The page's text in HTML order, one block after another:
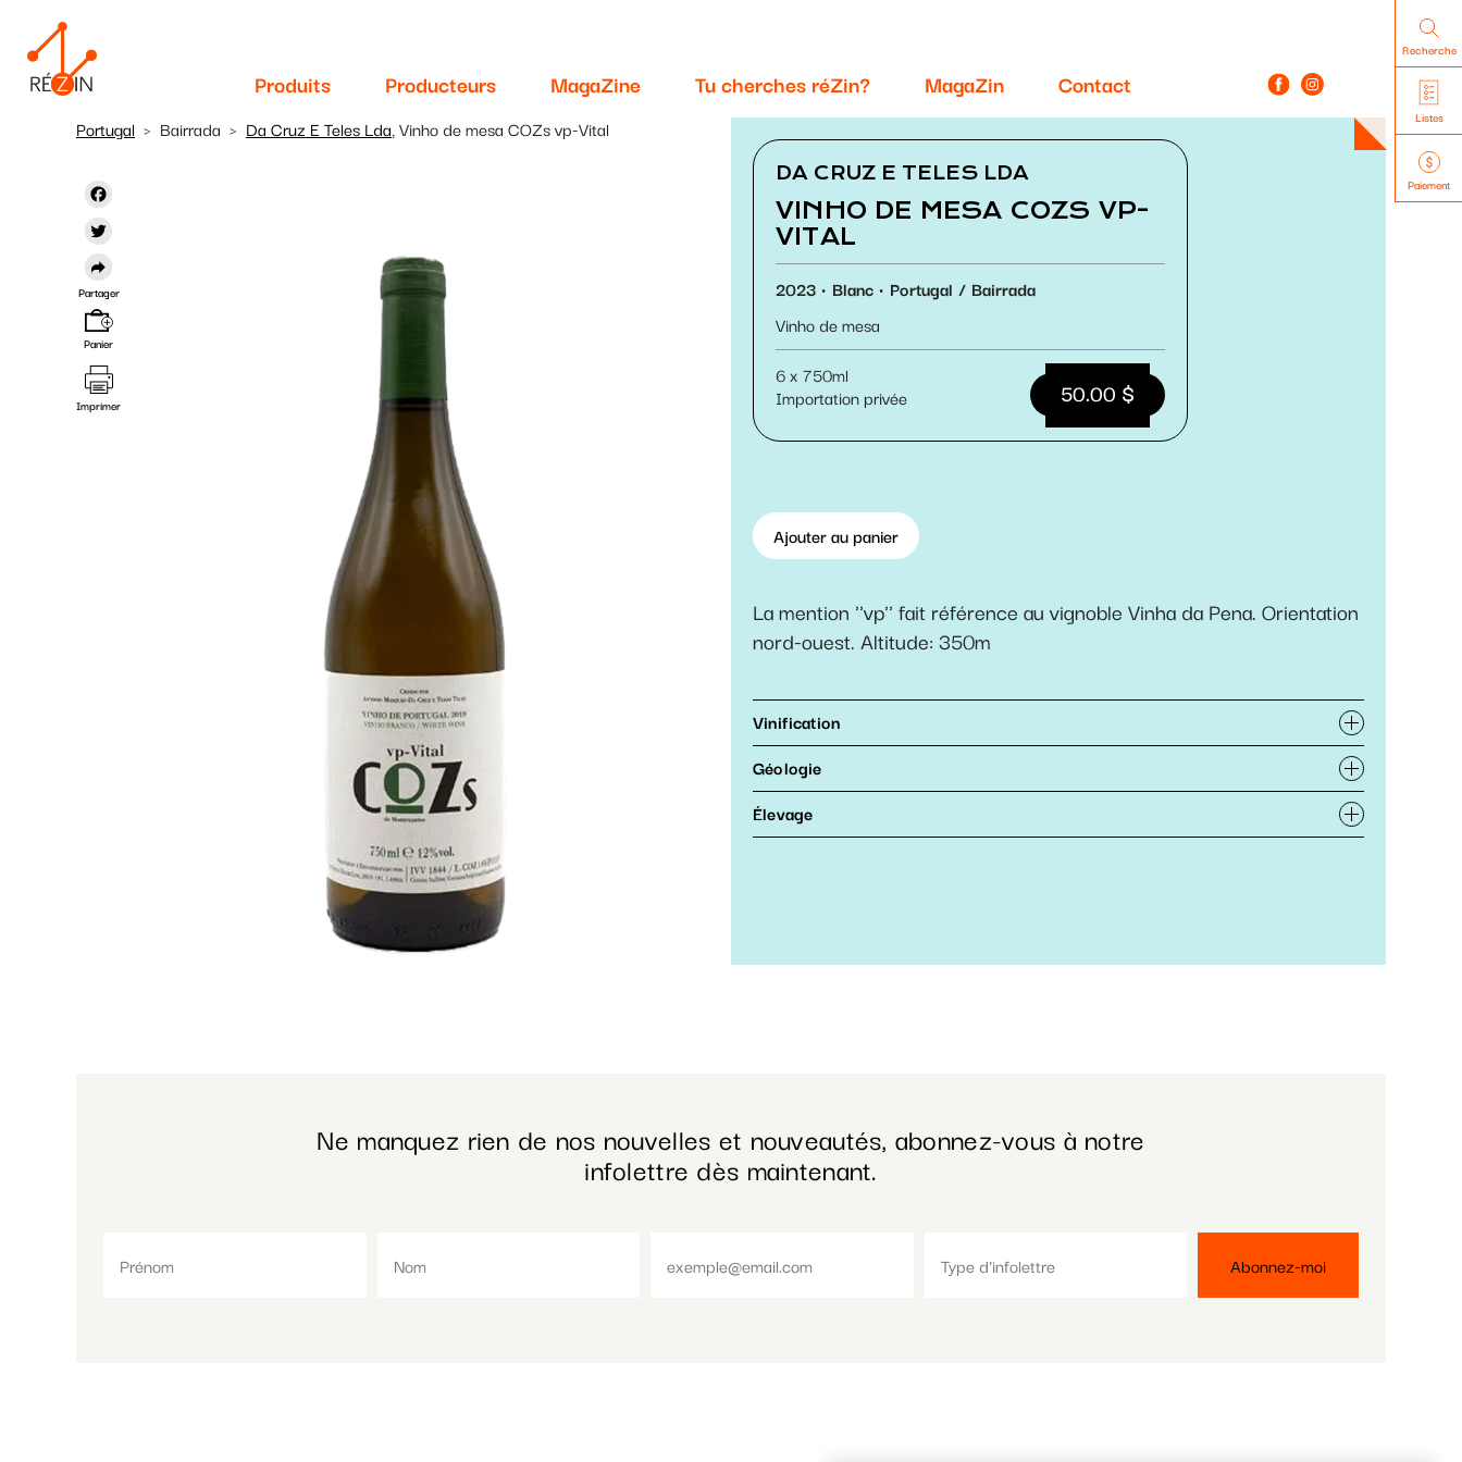
contenu
principal
Produits Producteurs MagaZine Tu cherches réZin? MagaZin Contact
Recherche
Listes
Paiement
Portugal Bairrada Da Cruz E Teles Lda, Vinho de mesa COZs vp-Vital
Partager
Panier
Imprimer
DA CRUZ E TELES LDA
VINHO DE MESA COZS VP-
VITAL
2023 Blanc Portugal
Bairrada
Vinho de mesa
6 x 750ml
Importation privée
50.00 $
Ajouter au panier
La mention ''vp'' fait référence au vignoble Vinha da Pena. Orientation
nord-ouest. Altitude: 350m
Vinification
Géologie
Élevage
Ne manquez rien de nos nouvelles et nouveautés, abonnez-vous à notre
infolettre dès maintenant.